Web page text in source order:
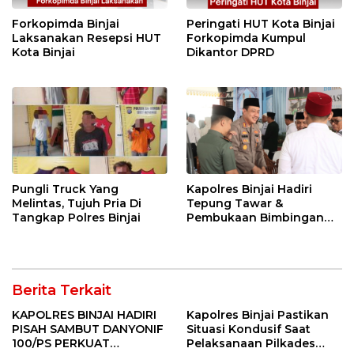
Forkopimda Binjai
Laksanakan Resepsi HUT
Kota Binjai
Peringati HUT Kota Binjai
Forkopimda Kumpul
Dikantor DPRD
Pungli Truck Yang
Melintas, Tujuh Pria Di
Tangkap Polres Binjai
Kapolres Binjai Hadiri
Tepung Tawar &
Pembukaan Bimbingan
Berita Terkait
KAPOLRES BINJAI HADIRI
PISAH SAMBUT DANYONIF
100/PS PERKUAT
Kapolres Binjai Pastikan
Situasi Kondusif Saat
Pelaksanaan Pilkades